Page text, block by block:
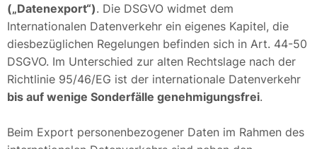
(„Datenexport“). Die DSGVO widmet dem
Internationalen Datenverkehr ein eigenes Kapitel, die
diesbezüglichen Regelungen befinden sich in Art. 44-50
DSGVO. Im Unterschied zur alten Rechtslage nach der
Richtlinie 95/46/EG ist der internationale Datenverkehr
bis auf wenige Sonderfälle genehmigungsfrei.
Beim Export personenbezogener Daten im Rahmen des